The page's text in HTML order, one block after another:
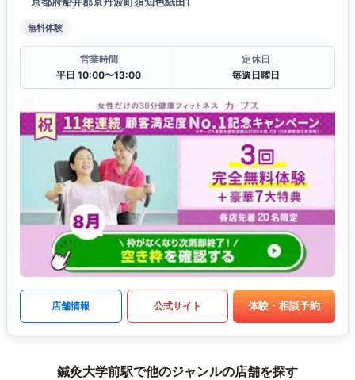
無料体験
営業時間
平日 10:00〜13:00
定休日
毎週日曜日
店舗情報 公式サイト 体験・相談予約
鍼灸大学前駅で他のジャンルの店舗を探す